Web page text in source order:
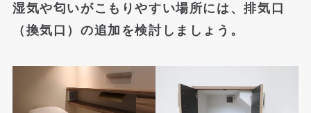
湿気や匂いがこもりやすい場所には、排気口
（換気口）の追加を検討しましょう。